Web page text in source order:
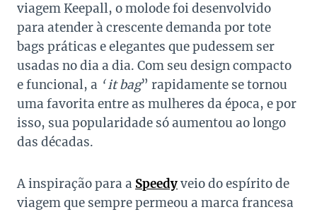
viagem Keepall, o molode foi desenvolvido
para atender à crescente demanda por tote
bags práticas e elegantes que pudessem ser
usadas no dia a dia. Com seu design compacto
e funcional, a ‘ it bag” rapidamente se tornou
uma favorita entre as mulheres da época, e por
isso, sua popularidade só aumentou ao longo
das décadas.
A inspiração para a Speedyveio do espírito de
viagem que sempre permeou a marca francesa